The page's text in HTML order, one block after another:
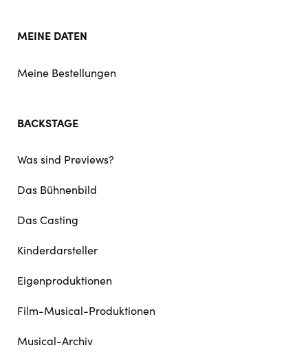
MEINE DATEN
Meine Bestellungen
BACKSTAGE
Was sind Previews?
Das Bühnenbild
Das Casting
Kinderdarsteller
Eigenproduktionen
Film-Musical-Produktionen
Musical-Archiv